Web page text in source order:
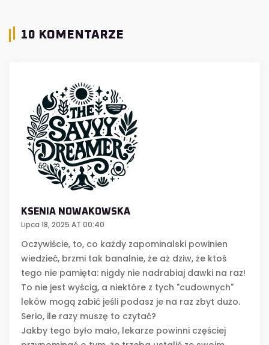
10 KOMENTARZE
KSENIA NOWAKOWSKA
Lipca 18, 2025 AT 00:40
Oczywiście, to, co każdy zapominalski powinien
wiedzieć, brzmi tak banalnie, że aż dziw, że ktoś
tego nie pamięta: nigdy nie nadrabiaj dawki na raz!
To nie jest wyścig, a niektóre z tych "cudownych"
leków mogą zabić jeśli podasz je na raz zbyt dużo.
Serio, ile razy muszę to czytać?
Jakby tego było mało, lekarze powinni częściej